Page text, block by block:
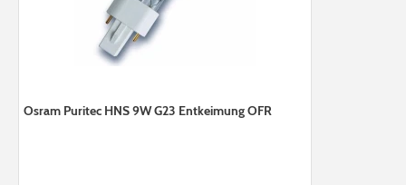
Osram Puritec HNS 9W G23 Entkeimung OFR